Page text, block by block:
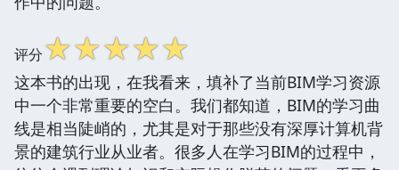
评分☆☆☆☆☆
这本书的出现，在我看来，填补了当前BIM学习资源
中一个非常重要的空白。我们都知道，BIM的学习曲
线是相当陡峭的，尤其是对于那些没有深厚计算机背
景的建筑行业从业者。很多人在学习BIM的过程中，